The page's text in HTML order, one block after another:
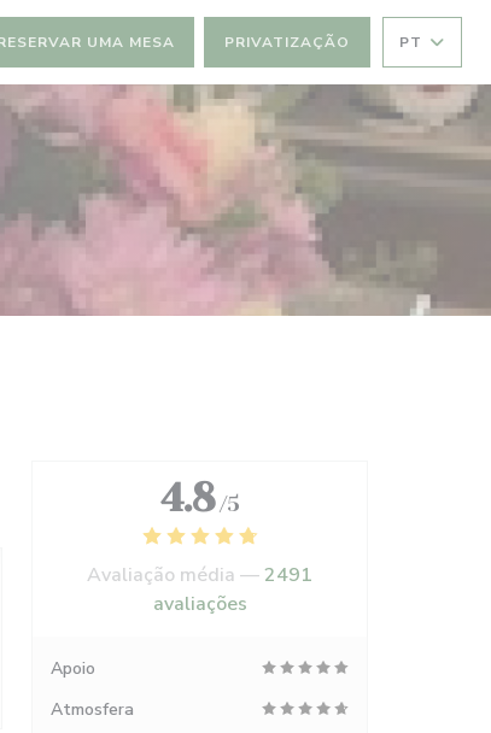
UMA MESA PRIVATIZAÇÃO PT
4.8 /5
Avaliação média —2491
avaliações
Apoio
Atmosfera